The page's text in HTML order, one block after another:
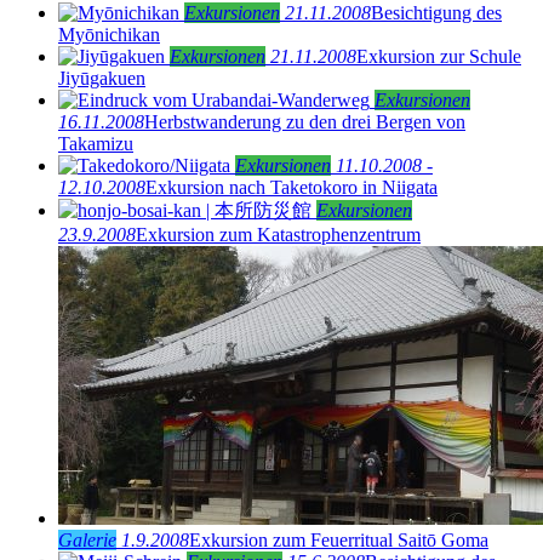
Exkursionen 21.11.2008Besichtigung des
Myōnichikan
Exkursionen 21.11.2008Exkursion zur Schule
Jiyūgakuen
Exkursionen
16.11.2008Herbstwanderung zu den drei Bergen von
Takamizu
Exkursionen 11.10.2008 -
12.10.2008Exkursion nach Taketokoro in Niigata
Exkursionen
23.9.2008Exkursion zum Katastrophenzentrum
Galerie 1.9.2008Exkursion zum Feuerritual Saitō Goma